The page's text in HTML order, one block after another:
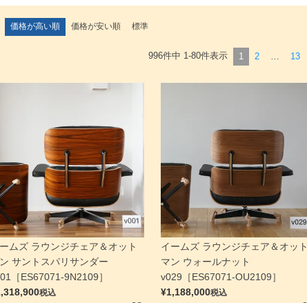
価格が高い順 価格が安い順 標準
996件中 1-80件表示 1 2 … 13
ムズ ラウンジチェア＆オット
サントスパリサンダー
［ES67071-9N2109］
税込
イームズ ラウンジチェア＆オット
マン ウォールナット
v029［ES67071-OU2109］
¥1,188,000税込